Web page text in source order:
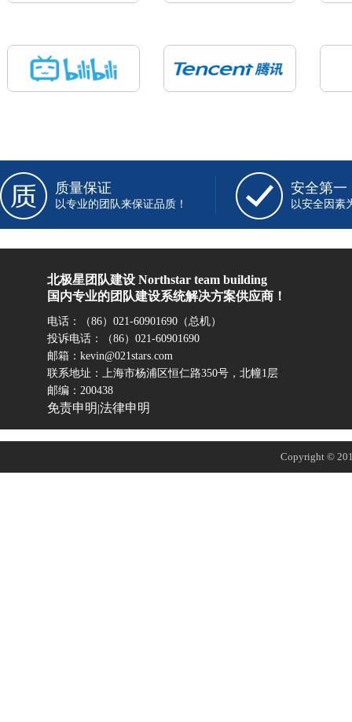
质量保证
以专业的团队来保证品质！
安全第一
以安全因素
北极星团队建设 Northstar team building
国内专业的团队建设系统解决方案供应商！
电话：（86）021-60901690（总机）
投诉电话：（86）021-60901690
邮箱：kevin@021stars.com
联系地址：上海市杨浦区恒仁路350号，北幢1层
邮编：200438
免责申明 法律申明
Copyright ©